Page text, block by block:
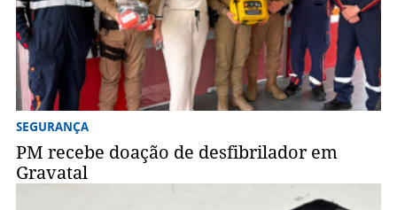
SEGURANÇA
PM recebe doação de desfibrilador em
Gravatal